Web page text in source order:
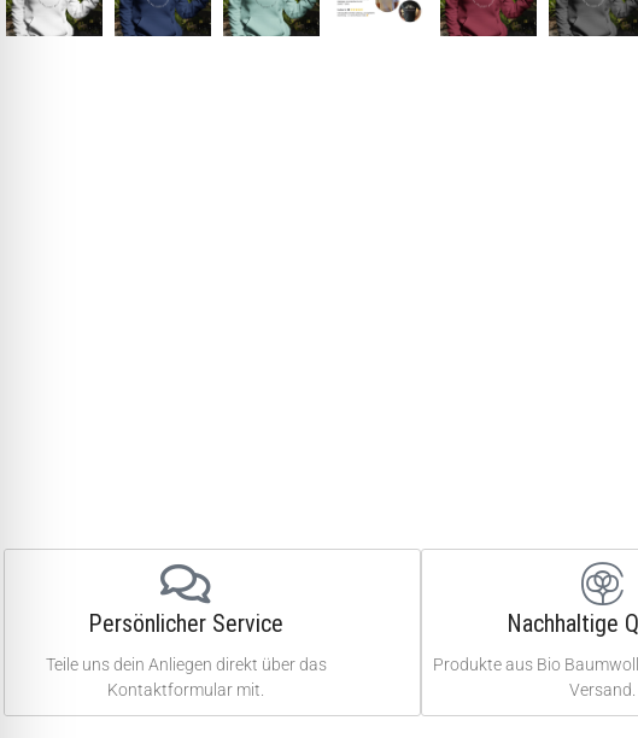
Persönlicher Service
Teile uns dein Anliegen direkt über das
Kontaktformular mit.
Nachhaltige
Produkte aus Bio
Versand.